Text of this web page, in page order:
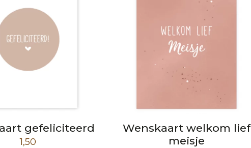
gefeliciteerd
1,50
Wenskaart welkom lief
meisje